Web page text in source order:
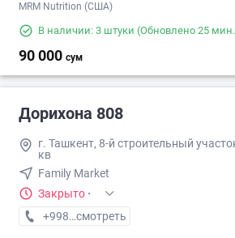
MRM Nutrition (США)
В наличии: 3 штуки (Обновлено 25
90 000 сум
Дорихона 808
г. Ташкент, 8-й строительный
кв
Family Market
Закрыто ·
+998 (94) XXX-XX-XX
смотреть